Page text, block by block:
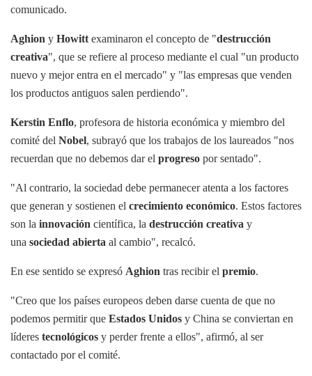
comunicado.
Aghion y Howitt examinaron el concepto de "destrucción
creativa", que se refiere al proceso mediante el cual "un producto
nuevo y mejor entra en el mercado" y "las empresas que venden
los productos antiguos salen perdiendo".
Kerstin Enflo, profesora de historia económica y miembro del
comité del Nobel, subrayó que los trabajos de los laureados "nos
recuerdan que no debemos dar el progreso por sentado".
"Al contrario, la sociedad debe permanecer atenta a los factores
que generan y sostienen el crecimiento económico. Estos factores
son la innovación científica, la destrucción creativa y
una sociedad abierta al cambio", recalcó.
En ese sentido se expresó Aghion tras recibir el premio.
"Creo que los países europeos deben darse cuenta de que no
podemos permitir que Estados Unidos y China se conviertan en
líderes tecnológicos y perder frente a ellos", afirmó, al ser
contactado por el comité.